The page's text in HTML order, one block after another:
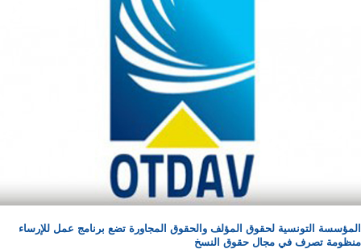
المؤسسة التونسية لحقوق المؤلف والحقوق المجاورة تضع برنامج عمل للإرساء
منظومة تصرف في مجال حقوق النسخ